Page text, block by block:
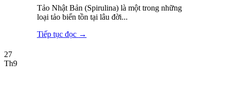
Tảo Nhật Bản (Spirulina) là một trong những
loại tảo biển tồn tại lâu đời...
Tiếp tục đọc →
27
Th9